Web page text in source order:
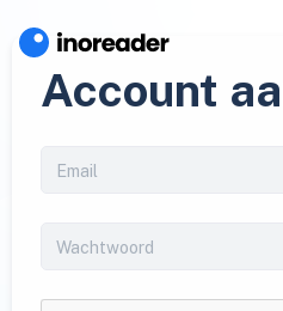
Account